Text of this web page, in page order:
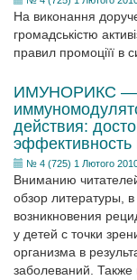
На виконання
громадськістю
правил промоціїї в
ИМУНОРИКС —
действия:
эффективность
№ 4 (725) 1 Лютого
Вниманию
обзор литературы,
возникновения
у детей с точки
организма в
заболеваний.